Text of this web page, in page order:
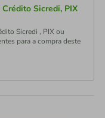
Sicredi, PIX
Sicredi , PIX ou
para a compra deste